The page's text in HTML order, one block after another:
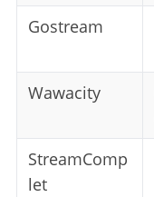
Gostream
Wawacity
StreamComp
let
e
h
o
r